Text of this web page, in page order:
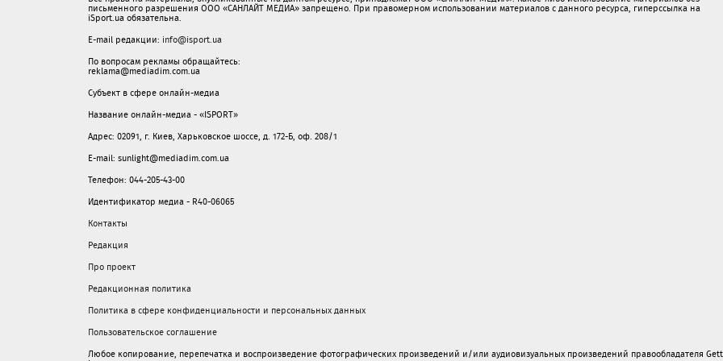
письменного разрешения ООО «САНЛАЙТ МЕДИА» запрещено. При правомерном использовании материалов с данного ресурса, гиперссылка на
iSport.ua обязательна.
E-mail редакции: info@isport.ua
По вопросам рекламы обращайтесь:
reklama@mediadim.com.ua
Субъект в сфере онлайн-медиа
Название онлайн-медиа - «ISPORT»
Адрес: 02091, г. Киев, Харьковское шоссе, д. 172-Б, оф. 208/1
E-mail: sunlight@mediadim.com.ua
Телефон: 044-205-43-00
Идентификатор медиа - R40-06065
Контакты
Редакция
Про проект
Редакционная политика
Политика в сфере конфиденциальности и персональных данных
Пользовательское соглашение
Любое копирование, перепечатка и воспроизведение фотографических произведений и/или аудиовизуальных произведений правообладателя